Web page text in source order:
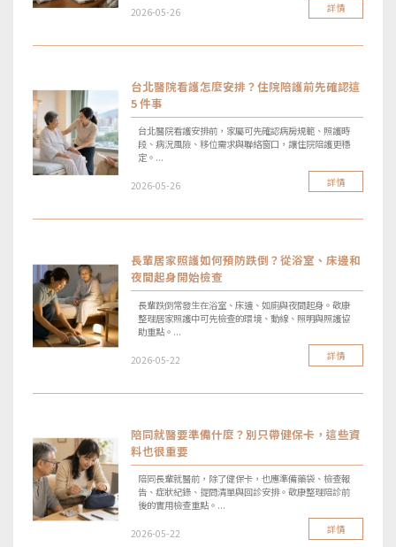
2026-05-26 詳情
台北醫院看護怎麼安排？住院陪護前先確認這
5 件事
台北醫院看護安排前，家屬可先確認病房規範、照護時
段、病況風險、移位需求與聯絡窗口，讓住院陪護更穩
定。...
2026-05-26 詳情
長輩居家照護如何預防跌倒？從浴室、床邊和
夜間起身開始檢查
長輩跌倒常發生在浴室、床邊、如廁與夜間起身。敬康
整理居家照護中可先檢查的環境、動線、照明與照護協
助重點。...
2026-05-22 詳情
陪同就醫要準備什麼？別只帶健保卡，這些資
料也很重要
陪同長輩就醫前，除了健保卡，也應準備藥袋、檢查報
告、症狀紀錄、提問清單與回診安排。敬康整理陪診前
後的實用檢查重點。...
2026-05-22 詳情